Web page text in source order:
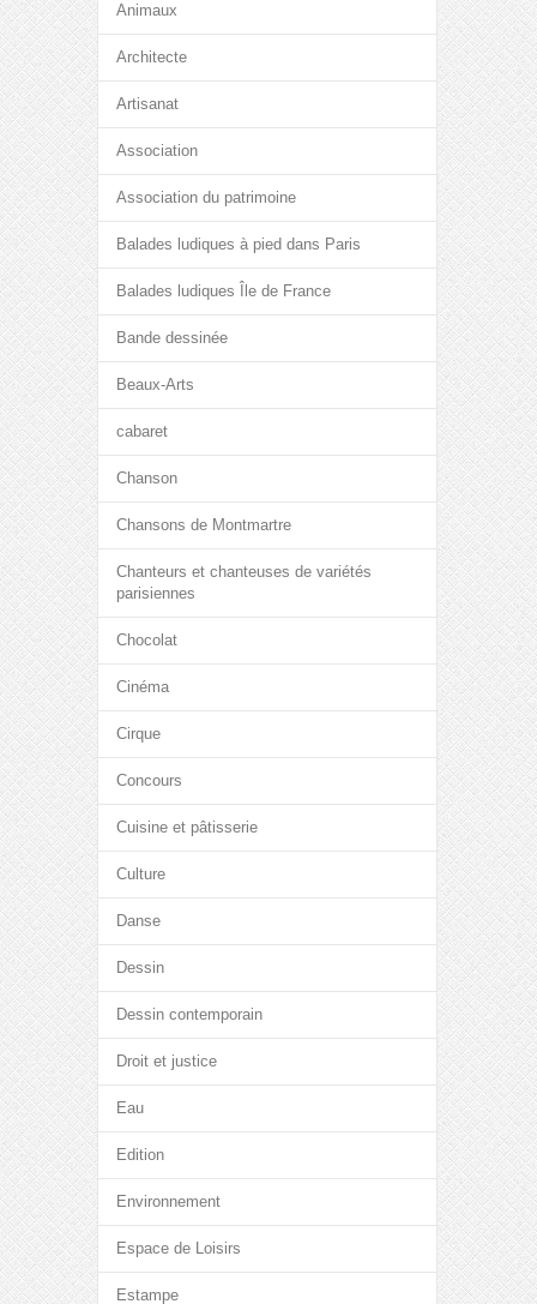
Animaux
Architecte
Artisanat
Association
Association du patrimoine
Balades ludiques à pied dans Paris
Balades ludiques Île de France
Bande dessinée
Beaux-Arts
cabaret
Chanson
Chansons de Montmartre
Chanteurs et chanteuses de variétés
parisiennes
Chocolat
Cinéma
Cirque
Concours
Cuisine et pâtisserie
Culture
Danse
Dessin
Dessin contemporain
Droit et justice
Eau
Edition
Environnement
Espace de Loisirs
Estampe